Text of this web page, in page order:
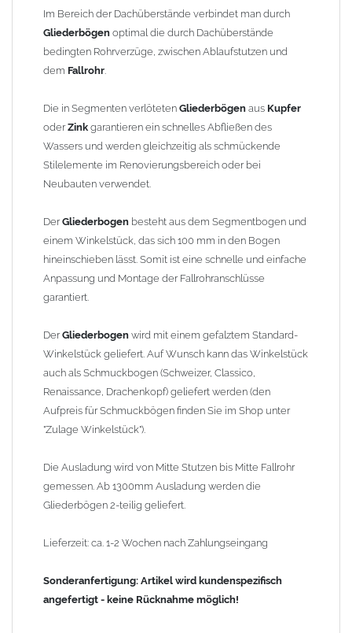
finden Sie im Shop unter "Zulage Winkelstück").
Die Ausladung wird von Mitte Stutzen bis Mitte Fallrohr
gemessen. Ab 1300mm Ausladung werden die Gliederbögen 2-
Lieferzeit: ca. 1-2 Wochen nach Zahlungseingang
Sonderanfertigung: Artikel wird kundenspezifisch angefertigt -
keine Rücknahme möglich!
Im Bereich der Dachüberstände verbindet man durch
Gliederbögen optimal die durch Dachüberstände
bedingten Rohrverzüge, zwischen Ablaufstutzen und
dem Fallrohr.
Die in Segmenten verlöteten Gliederbögen aus Kupfer
oderZink garantieren ein schnelles Abfließen des
Wassers und werden gleichzeitig als schmückende
Stilelemente im Renovierungsbereich oder bei
Neubauten verwendet.
DerGliederbogen besteht aus dem Segmentbogen und
einem Winkelstück, das sich 100 mm in den Bogen
hineinschieben lässt. Somit ist eine schnelle und einfache
Anpassung und Montage der Fallrohranschlüsse
garantiert.
DerGliederbogen wird mit einem gefalztem Standard-
Winkelstück geliefert. Auf Wunsch kann das Winkelstück
auch als Schmuckbogen (Schweizer, Classico,
Renaissance, Drachenkopf) geliefert werden (den
Aufpreis für Schmuckbögen finden Sie im Shop unter
"Zulage Winkelstück").
Die Ausladung wird von Mitte Stutzen bis Mitte Fallrohr
gemessen. Ab 1300mm Ausladung werden die
Gliederbögen 2-teilig geliefert.
Lieferzeit: ca. 1-2 Wochen nach Zahlungseingang
Sonderanfertigung: Artikel wird kundenspezifisch
angefertigt - keine Rücknahme möglich!